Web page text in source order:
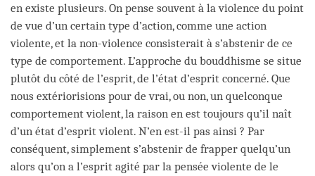
en existe plusieurs. On pense souvent à la violence du point
de vue d’un certain type d’action, comme une action
violente, et la non-violence consisterait à s’abstenir de ce
type de comportement. L’approche du bouddhisme se situe
plutôt du côté de l’esprit, de l’état d’esprit concerné. Que
nous extériorisions pour de vrai, ou non, un quelconque
comportement violent, la raison en est toujours qu’il naît
d’un état d’esprit violent. N’en est-il pas ainsi ? Par
conséquent, simplement s’abstenir de frapper quelqu’un
alors qu’on a l’esprit agité par la pensée violente de le